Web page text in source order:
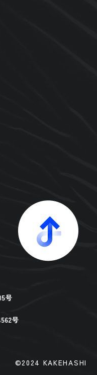
号
号
©︎2024 KAKEHASHI